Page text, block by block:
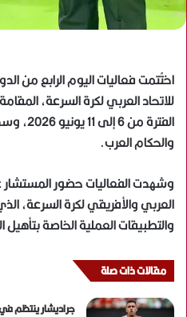
اختُتمت فعاليات اليوم الرابع من
للاتحاد العربي لكرة السرعة،
الفترة
والحكام العرب.
وشهدت الفعاليات حضور
العربي والأفريقي لكرة السرعة،
والتطبيقات العملية الخاصة بتأهيل
مقالات ذات صلة
جراديشار ينتظم